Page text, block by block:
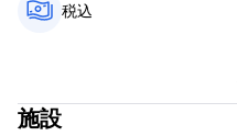
税込
施設